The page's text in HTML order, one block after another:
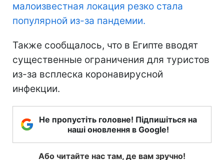
малоизвестная локация резко стала
популярной из-за пандемии.
Также сообщалось, что в Египте вводят
существенные ограничения для туристов
из-за всплеска коронавирусной
инфекции.
Не пропустіть головне! Підпишіться на
наші оновлення в Google!
Або читайте нас там, де вам зручно!